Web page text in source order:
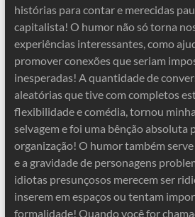
histórias para contar e merecidas
capitalista! O humor não só torna
experiências interessantes, como
promover conexões que seriam
inesperadas! A quantidade de
aleatórias que tive com completos
flexibilidade e comédia, tornou
selvagem e foi uma bênção absoluta
organização! O humor também serve
e a gravidade de personagens
idiotas presunçosos merecem ser
inserem em espaços ou tentam
formalidade! Quando você for